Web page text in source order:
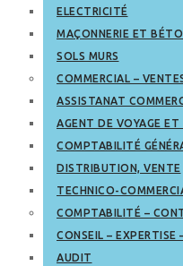
ELECTRICITÉ
MAÇONNERIE ET
SOLS MURS
COMMERCIAL –
ASSISTANAT
AGENT DE VOYAGE ET
COMPTABILITÉ
DISTRIBUTION, VENTE
TECHNICO-
COMPTABILITÉ –
CONSEIL – EXPERTISE
AUDIT